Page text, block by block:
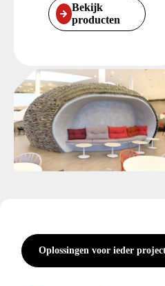
Bekijk
producten
Oplossingen voor ieder